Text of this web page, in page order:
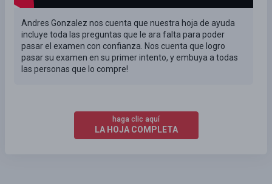
Andres Gonzalez nos cuenta que nuestra hoja de ayuda
incluye toda las preguntas que le ara falta para poder
pasar el examen con confianza. Nos cuenta que logro
pasar su examen en su primer intento, y embuya a todas
las personas que lo compre!
haga clic aquí
LA HOJA COMPLETA